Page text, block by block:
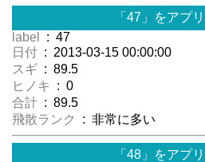
「47」をアプ
label
: 47
日付 : 2013-03-15 00:00:00
スギ : 89.5
ヒノキ
: 0
合計 : 89.5
飛散ランク
: 非常に多い
「48」をアプ